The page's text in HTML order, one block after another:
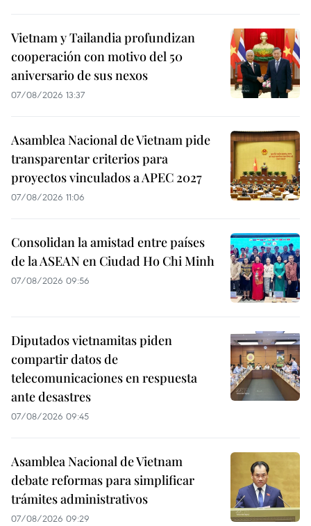
Vietnam y Tailandia profundizan
cooperación con motivo del 50
aniversario de sus nexos
07/08/2026 13:37
Asamblea Nacional de Vietnam pide
transparentar criterios para
proyectos vinculados a APEC 2027
07/08/2026 11:06
Consolidan la amistad entre países
de la ASEAN en Ciudad Ho Chi Minh
07/08/2026 09:56
Diputados vietnamitas piden
compartir datos de
telecomunicaciones en respuesta
ante desastres
07/08/2026 09:45
Asamblea Nacional de Vietnam
debate reformas para simplificar
trámites administrativos
07/08/2026 09:29